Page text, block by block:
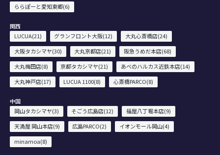
ららぽーと愛知東郷(6)
関西
LUCUA(21)
グランフロント大阪(12)
大丸心斎橋店(24)
大阪タカシマヤ(30)
大丸京都店(21)
阪急うめだ本店(68)
大丸梅田店(8)
京都タカシマヤ(21)
あべのハルカス近鉄本店(14)
大丸神戸店(17)
LUCUA 1100(8) 心斎橋PARCO(8)
中国
岡山タカシマヤ(3)
そごう広島店(12)
福屋八丁堀本店(9)
天満屋 岡山本店(9)
広島PARCO(2)
イオンモール岡山(4)
minamoa(8)